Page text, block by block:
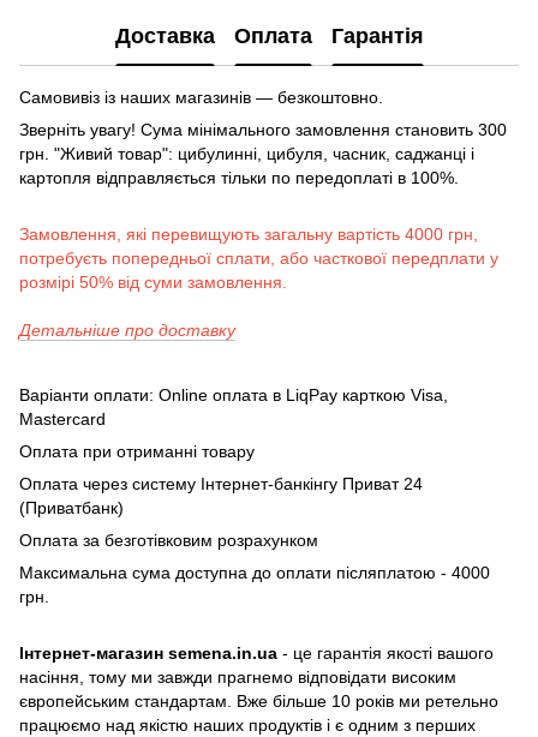
Доставка Оплата Гарантія
Самовивіз із наших магазинів — безкоштовно.
Зверніть увагу! Сума мінімального замовлення становить 300
грн. "Живий товар": цибулинні, цибуля, часник, саджанці і
картопля відправляється тільки по передоплаті в 100%.
Замовлення, які перевищують загальну вартість 4000 грн,
потребуєть попередньої сплати, або часткової передплати у
розмірі 50% від суми замовлення.
Детальніше про доставку
Варіанти оплати: Online оплата в LiqPay карткою Visa,
Mastercard
Оплата при отриманні товару
Оплата через систему Інтернет-банкінгу Приват 24
(Приватбанк)
Оплата за безготівковим розрахунком
Максимальна сума доступна до оплати післяплатою - 4000
грн.
Інтернет-магазин semena.in.ua - це гарантія якості вашого
насіння, тому ми завжди прагнемо відповідати високим
європейським стандартам. Вже більше 10 років ми ретельно
працюємо над якістю наших продуктів і є одним з перших